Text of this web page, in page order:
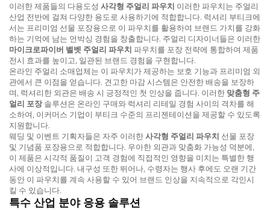
이러한 제품들의 다용도성 사각형 주얼리 파우치 이러한 파우치는 주얼리
산업 전반에 걸쳐 다양한 용도로 사용하기에 적합합니다. 럭셔리 부티크에
서는 프리미엄 선물 포장용으로 이 파우치를 활용하여 브랜드 가치를 강화
하는 기억에 남는 언박싱 경험을 창출합니다. 주얼리 디자이너들은 이러한
마이크로파이버 벨벳 주얼리 파우치 파우치를 포장 전략에 통합하여 제품
전시 효과를 높이고, 일관된 브랜드 경험을 구현합니다.
온라인 주얼리 소매업체는 이 파우치가 제공하는 보호 기능과 프리미엄 외
관에서 큰 이점을 얻습니다. 견고한 마감 시스템은 안전한 배송을 보장하
며, 럭셔리한 외관은 배송 시 긍정적인 첫 인상을 줍니다. 이러한 맞춤형 주
얼리 포장솔루션은 온라인 구매와 럭셔리 리테일 경험 사이의 격차를 해
소하여, 이커머스 기업이 부티크 수준의 프리젠테이션을 제공할 수 있도록
지원합니다.
웨딩 및 이벤트 기획자들은 자주 이러한사각형 주얼리 파우치 선물 포장
및 기념품 포장용으로 적합합니다. 우아한 외관과 맞춤화 가능성 덕분에,
이 제품은 시각적 품질이 고객 경험에 직접적인 영향을 미치는 특별한 행
사에 이상적입니다. 내구성 또한 뛰어나, 수령자는 행사 후에도 오랜 기간
동안 이 파우치를 계속 사용할 수 있어 브랜드 인상을 지속적으로 각인시
킬 수 있습니다.
특수 산업 분야 응용 솔루션